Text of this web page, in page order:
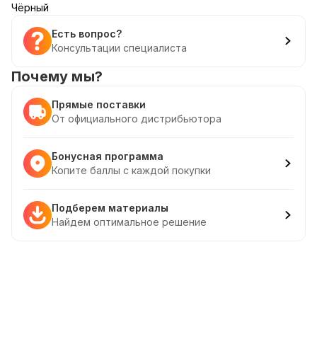
Чёрный
Есть вопрос?
Консультации специалиста
Почему мы?
Прямые поставки
От официального дистрибьютора
Бонусная программа
Копите баллы с каждой покупки
Подберем материалы
Найдем оптимальное решение